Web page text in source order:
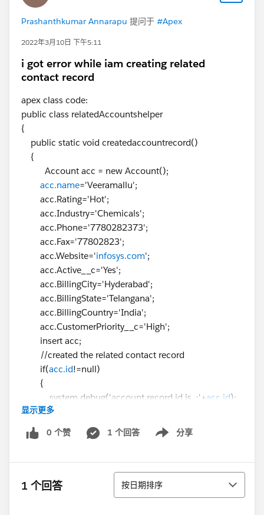
Prashanthkumar Annarapu 提问于 #Apex
2022年3月10日 下午5:11
i got error while iam creating related
contact record
apex class code:
public class relatedAccountshelper
{
public static void createdaccountrecord()
{
Account acc = new Account();
acc.name='Veeramallu';
acc.Rating='Hot';
acc.Industry='Chemicals';
acc.Phone='7780282373';
acc.Fax='77802823';
acc.Website='infosys.com';
acc.Active__c='Yes';
acc.BillingCity='Hyderabad';
acc.BillingState='Telangana';
acc.BillingCountry='India';
acc.CustomerPriority__c='High';
insert acc;
//created the related contact record
if(acc.id!=null)
{
system.debug('account record id is..:'+acc.id);
contact con=new contact
con.Firstname='Sample';
con.LastName='Contactrecord';
con.MailingCity='Hyderabad';
con.MailingStreet='Telangana';
显示更多
0 个赞 1 个回答 分享
Show menu
1 个回答 排序
按日期排序